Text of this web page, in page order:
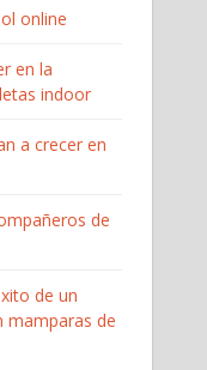
online
en la
indoor
a crecer en
de
de un
mamparas de